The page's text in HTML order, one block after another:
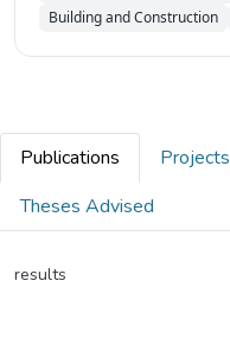
Building and Construction
Publications Projects
Theses Advised
results